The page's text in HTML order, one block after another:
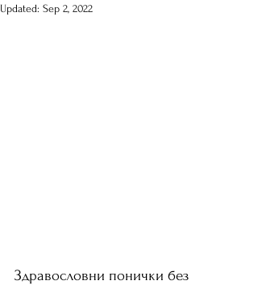
Updated: Sep 2, 2022
Здравословни понички без